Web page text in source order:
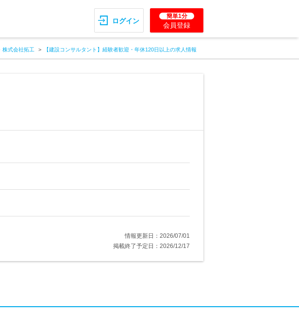
ログイン
簡単1分
会員登録
株式会社拓工 【建設コンサルタント】経験者歓迎・年休120日以上の求人情報
情報更新日：2026/07/01
掲載終了予定日：2026/12/17